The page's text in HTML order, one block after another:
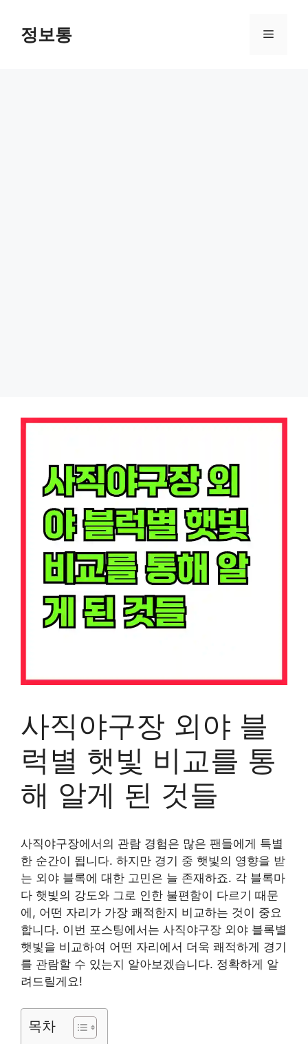
content정보통 Menu
사직야구장 외야 블
럭별 햇빛 비교를 통
해 알게 된 것들
사직야구장에서의 관람 경험은 많은 팬들에게 특별
한 순간이 됩니다. 하지만 경기 중 햇빛의 영향을 받
는 외야 블록에 대한 고민은 늘 존재하죠. 각 블록마
다 햇빛의 강도와 그로 인한 불편함이 다르기 때문
에, 어떤 자리가 가장 쾌적한지 비교하는 것이 중요
합니다. 이번 포스팅에서는 사직야구장 외야 블록별
햇빛을 비교하여 어떤 자리에서 더욱 쾌적하게 경기
를 관람할 수 있는지 알아보겠습니다. 정확하게 알
려드릴게요!
목차